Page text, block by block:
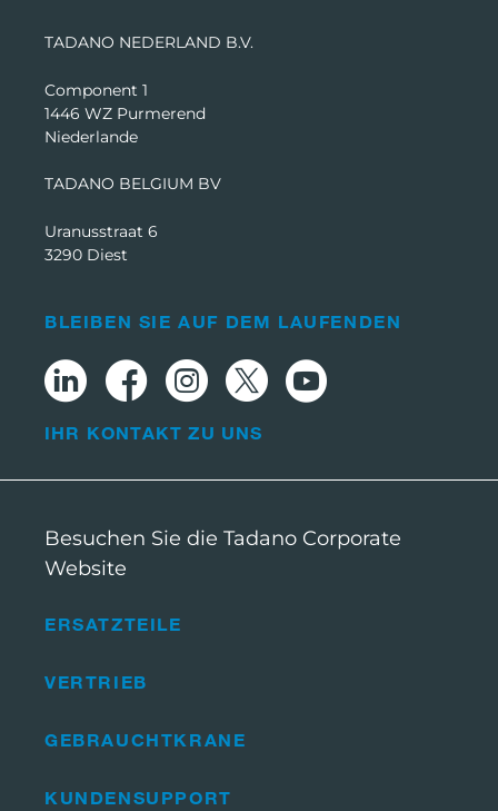
TADANO NEDERLAND B.V.
Component 1
1446 WZ Purmerend
Niederlande
TADANO BELGIUM BV
Uranusstraat 6
3290 Diest
ERSATZTEILE
VERTRIEB
GEBRAUCHTKRANE
KUNDENSUPPORT
BLEIBEN SIE AUF DEM LAUFENDEN
IHR KONTAKT ZU UNS
Besuchen Sie die Tadano Corporate
Website